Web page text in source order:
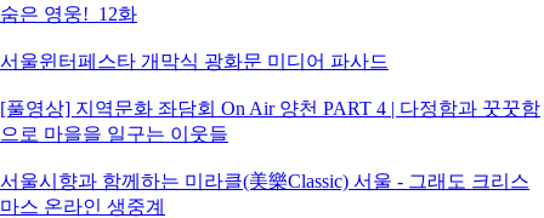
숨은 영웅!_12화
서울윈터페스타 개막식 광화문 미디어 파사드
[풀영상] 지역문화 좌담회 On Air 양천 PART 4 | 다정함과 꿋꿋함
으로 마을을 일구는 이웃들
서울시향과 함께하는 미라클(美樂Classic) 서울 - 그래도 크리스
마스 온라인 생중계